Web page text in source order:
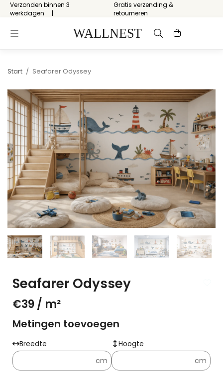
Verzonden binnen 3
werkdagen
Gratis verzending &
retourneren
Start / Seafarer Odyssey
Seafarer Odyssey
€39/ m²
Metingen toevoegen
Breedte
cm
Hoogte
cm